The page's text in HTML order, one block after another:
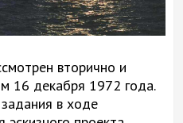
вторично и
16 декабря 1972 года.
в ходе